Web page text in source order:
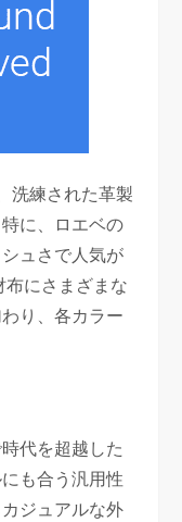
洗練された革製
に、ロエベの
ュさで人気が
布にさまざまな
り、各カラー
代を超越した
も合う汎用性
ジュアルな外